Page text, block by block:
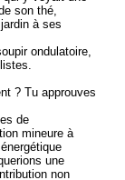
son thé,
à ses
ondulatoire,
? Tu approuves
de
mineure à
une
non